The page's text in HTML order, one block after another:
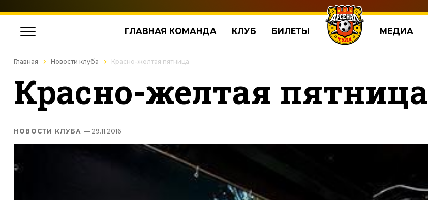
ГЛАВНАЯ КОМАНДА КЛУБ БИЛЕТЫ МЕДИА
Главная Новости клуба Красно-желтая пятница
Красно-желтая пятница
НОВОСТИ КЛУБА — 29.11.2016